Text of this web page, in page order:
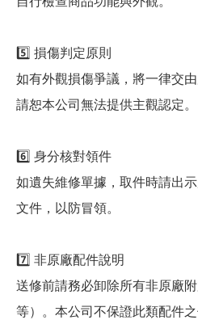
5️⃣ 損傷判定原則
如有外觀損傷爭議，將一律交
請恕本公司無法提供主觀認定。
6️⃣ 身分核對領件
如遺失維修單據，取件時請出
文件，以防冒領。
7️⃣ 非原廠配件說明
送修前請務必卸除所有非原廠
等）。本公司不保證此類配件